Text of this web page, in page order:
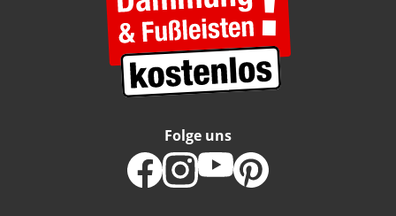
Folge uns